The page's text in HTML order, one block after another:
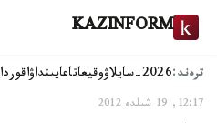
KAZINFORM
ترەند:2026-سايلاۋ وقيعاتاعايىنداۋاقوردا
12:17, 19 شىلدە 2012